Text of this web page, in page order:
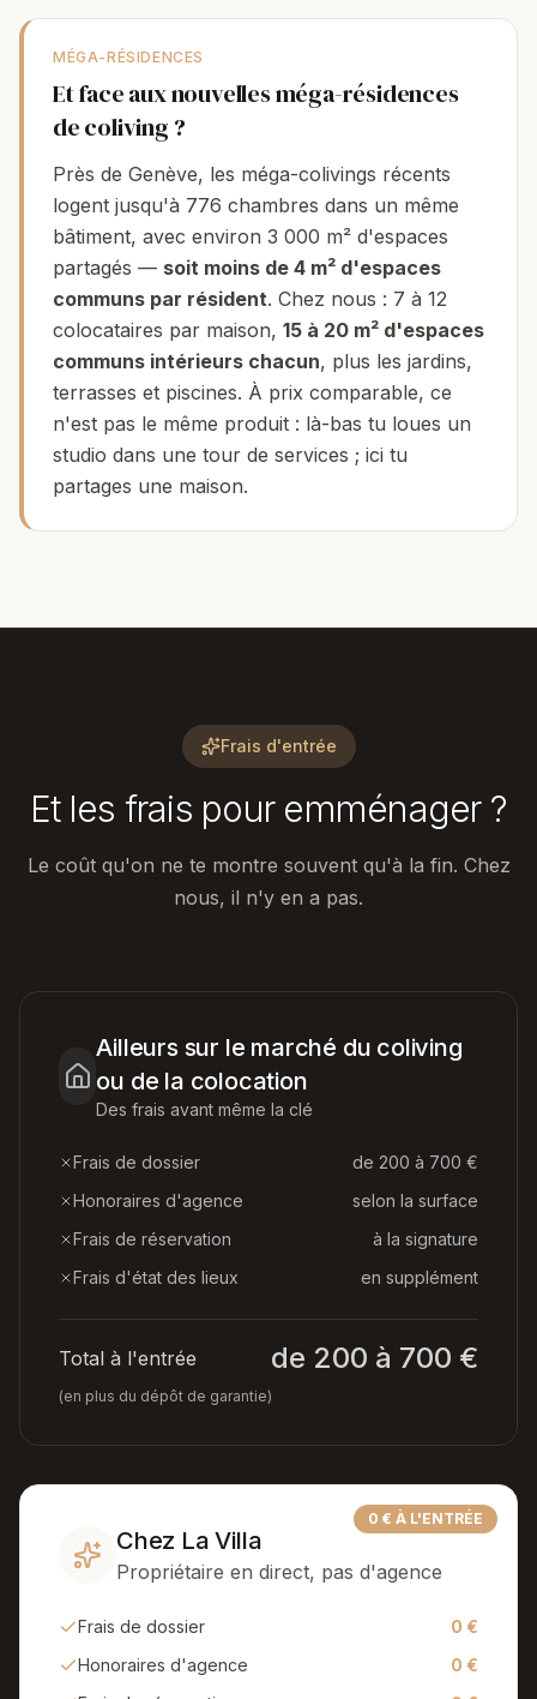
MÉGA-RÉSIDENCES
Et face aux nouvelles méga-résidences
de coliving ?
Près de Genève, les méga-colivings récents
logent jusqu'à 776 chambres dans un même
bâtiment, avec environ 3 000 m² d'espaces
partagés — soit moins de 4 m² d'espaces
communs par résident. Chez nous : 7 à 12
colocataires par maison, 15 à 20 m² d'espaces
communs intérieurs chacun, plus les jardins,
terrasses et piscines. À prix comparable, ce
n'est pas le même produit : là-bas tu loues un
studio dans une tour de services ; ici tu
partages une maison.
Frais d'entrée
Et les frais pour emménager ?
Le coût qu'on ne te montre souvent qu'à la fin. Chez
nous, il n'y en a pas.
Ailleurs sur le marché du coliving
ou de la colocation
Des frais avant même la clé
Frais de dossier
de 200 à 700 €
Honoraires d'agence
selon la surface
Frais de réservation
à la signature
Frais d'état des lieux
en supplément
Total à l'entrée de 200 à 700 €
(en plus du dépôt de garantie)
0 € À L'ENTRÉE
Chez La Villa
Propriétaire en direct, pas d'agence
Frais de dossier
0 €
Honoraires d'agence
0 €